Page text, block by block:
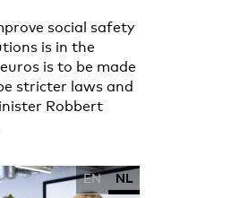
social safety
is in the
is to be made
stricter laws and
Robbert
EN NL